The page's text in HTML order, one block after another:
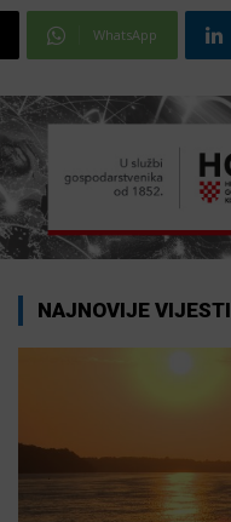
WhatsApp
NAJNOVIJE VIJESTI